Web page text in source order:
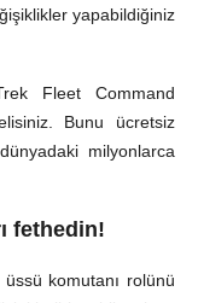
yapabildiğiniz
Fleet Command
Bunu ücretsiz
milyonlarca
fethedin!
komutanı rolünü